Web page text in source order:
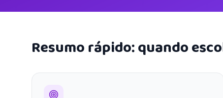
Resumo rápido: quando